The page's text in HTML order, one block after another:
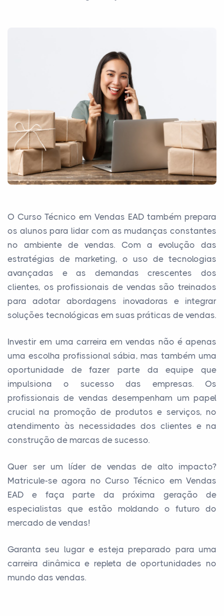
O Curso Técnico em Vendas EAD também prepara
os alunos para lidar com as mudanças constantes
no ambiente de vendas. Com a evolução das
estratégias de marketing, o uso de tecnologias
avançadas e as demandas crescentes dos
clientes, os profissionais de vendas são treinados
para adotar abordagens inovadoras e integrar
soluções tecnológicas em suas práticas de vendas.
Investir em uma carreira em vendas não é apenas
uma escolha profissional sábia, mas também uma
oportunidade de fazer parte da equipe que
impulsiona o sucesso das empresas. Os
profissionais de vendas desempenham um papel
crucial na promoção de produtos e serviços, no
atendimento às necessidades dos clientes e na
construção de marcas de sucesso.
Quer ser um líder de vendas de alto impacto?
Matricule-se agora no Curso Técnico em Vendas
EAD e faça parte da próxima geração de
especialistas que estão moldando o futuro do
mercado de vendas!
Garanta seu lugar e esteja preparado para uma
carreira dinâmica e repleta de oportunidades no
mundo das vendas.